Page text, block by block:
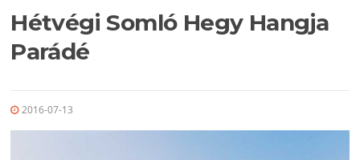
Hétvégi Somló Hegy Hangja
Parádé
2016-07-13